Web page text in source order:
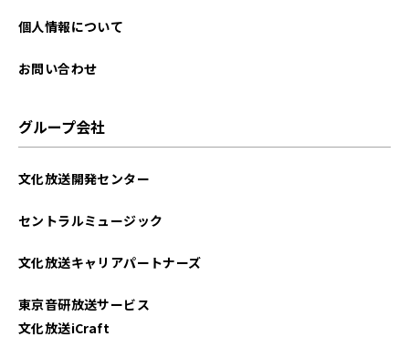
個人情報について
お問い合わせ
グループ会社
文化放送開発センター
セントラルミュージック
文化放送キャリアパートナーズ
東京音研放送サービス
文化放送iCraft